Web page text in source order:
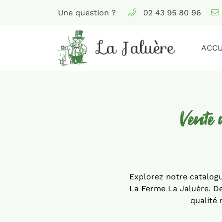
Une question ? 02 43 95 80 96
72300 Juigné-sur-Sarthe
02 43 95 80 96
Adresse email de réception
Explorez notre
La Ferme La Jaluère.
qualité